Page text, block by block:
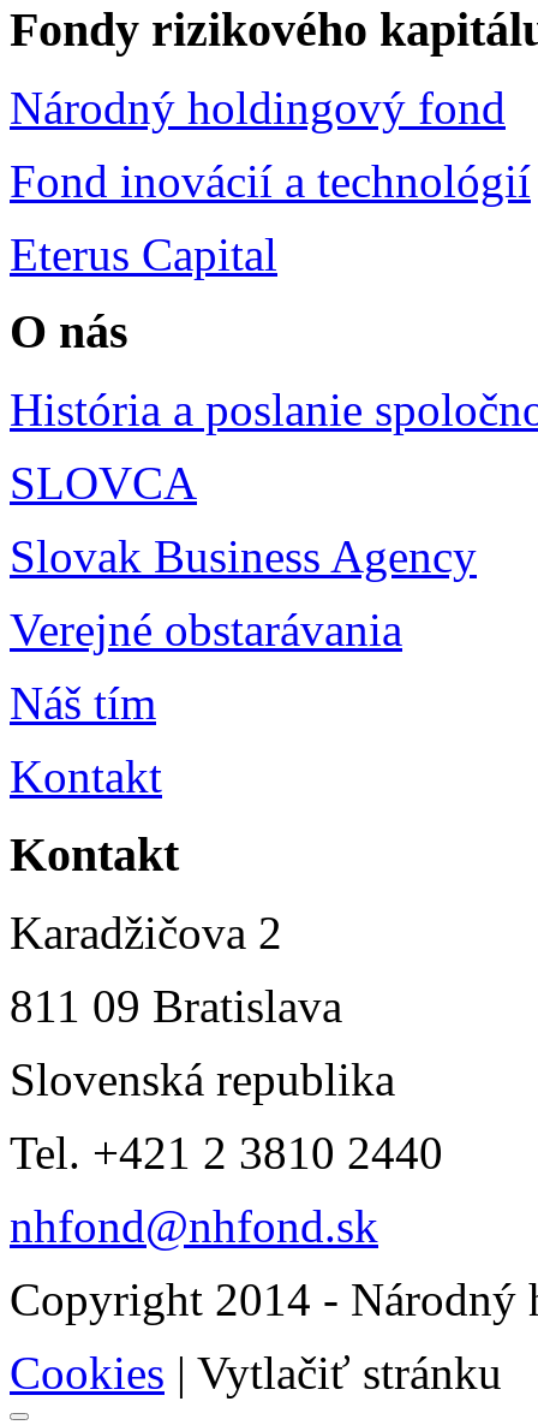
Fondy rizikového
Národný holdingový fond
Fond inovácií a technológií
Eterus Capital
O nás
História a poslanie
SLOVCA
Slovak Business Agency
Verejné obstarávania
Náš tím
Kontakt
Kontakt
Karadžičova 2
811 09 Bratislava
Slovenská republika
Tel. +421 2 3810 2440
nhfond@nhfond.sk
Copyright 2014 - Národný
Cookies | Vytlačiť stránku